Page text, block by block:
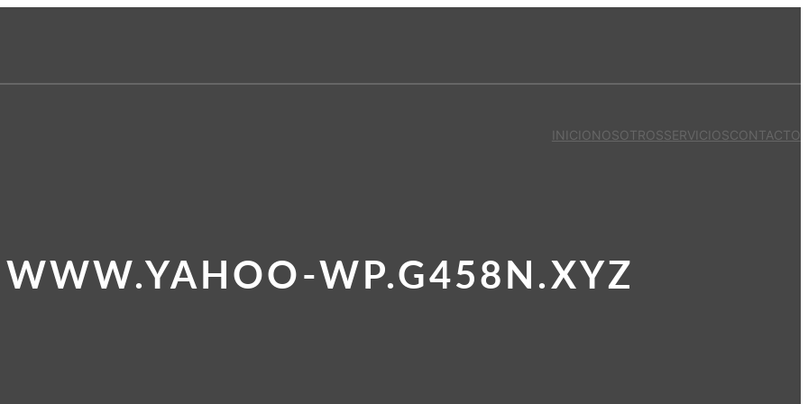
INICIONOSOTROSSERVICIOSCONTACTO
WP.G458N.XYZ